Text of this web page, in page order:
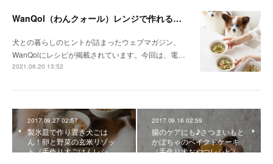
WanQol（わんクォール）レンジで作れる犬ごはんレシピ掲載
犬との暮らしのヒントが詰まったウェブマガジン、
WanQolにレシピが掲載されています。今回は、電…
2021.06.20 13:52
2017.09.27 02:57
製氷皿で作り置き犬ごは
ん！卵と野菜の玄米リゾッ
ト（手作り犬ごはんレシ…
2017.09.16 02:59
腸のケアにも♪さつまいもと
かぼちゃのベイクドケーキ
（手作り犬おやつレシピ）